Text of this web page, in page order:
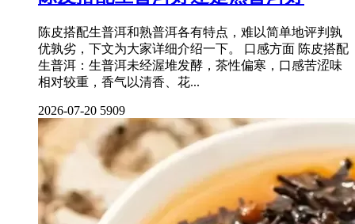
陈皮搭配生普洱和熟普洱各有特点，难以简单地评判孰
优孰劣，下文为大家详细介绍一下。 口感方面 陈皮搭配
生普洱：生普洱未经渥堆发酵，茶性偏寒，口感苦涩味
相对较重，香气以清香、花...
2026-07-20 5909